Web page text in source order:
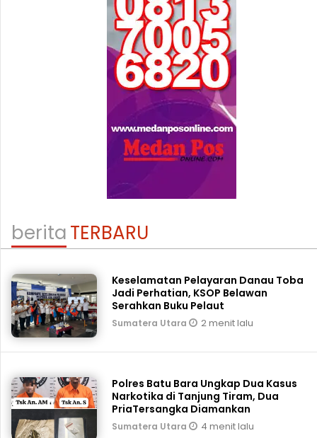
beritaTERBARU
Keselamatan Pelayaran Danau Toba
Jadi Perhatian, KSOP Belawan
Serahkan Buku Pelaut
Sumatera Utara 2 menit lalu
Polres Batu Bara Ungkap Dua Kasus
Narkotika di Tanjung Tiram, Dua
PriaTersangka Diamankan
Sumatera Utara 4 menit lalu